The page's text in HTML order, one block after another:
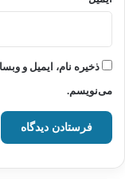
ذخیره نام، ایمیل و
می‌نویسم.